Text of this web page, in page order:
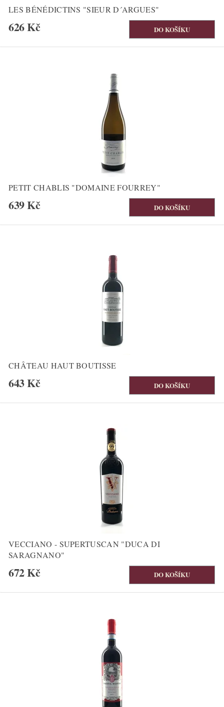
LES BÉNÉDICTINS "SIEUR D´ARGUES"
626 Kč
PETIT CHABLIS "DOMAINE FOURREY"
639 Kč
CHÂTEAU HAUT BOUTISSE
643 Kč
VECCIANO - SUPERTUSCAN "DUCA DI
SARAGNANO"
672 Kč